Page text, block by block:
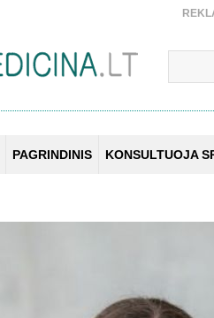
PAGRINDINIS KONSULTUOJA